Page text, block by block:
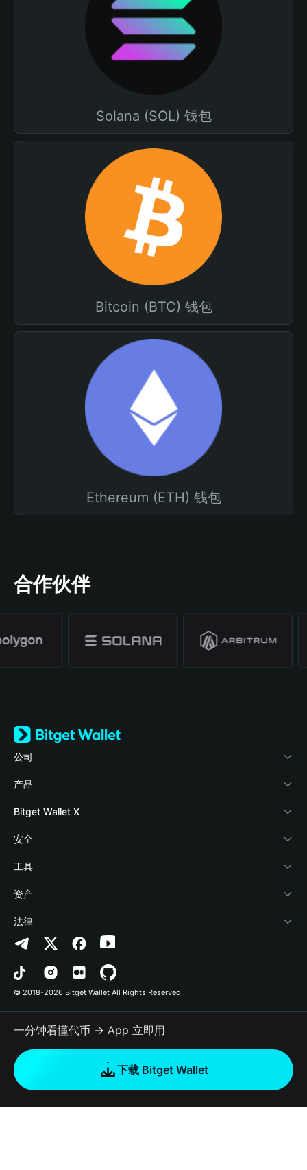
Solana (SOL) 钱包
Bitcoin (BTC) 钱包
Ethereum (ETH) 钱包
合作伙伴
公司
关于 Bitget Wallet
博客
学院
加密资讯
帮助中心
联系我们
品牌资源
工作机会
产品
加密卡
稳定币理财
Payfi Crypto
Crypto Swap API
山寨季指数
预测市场
DApp
RWA
如何购买加密货币
Bitget Wallet X
开发者文档
接入钱包
Bitget Wallet Pay
合作上架
安全
风险保障基金
安全防护技术
工具
快捷买币
授权检测
合约检测
批量转账
资产
Arbitrum
Avalanche
Bitcoin
Polygon
法律
隐私协议
用户使用协议
© 2018-2026 Bitget Wallet All Rights Reserved
一分钟看懂代币 → App 立即用
下载 Bitget Wallet